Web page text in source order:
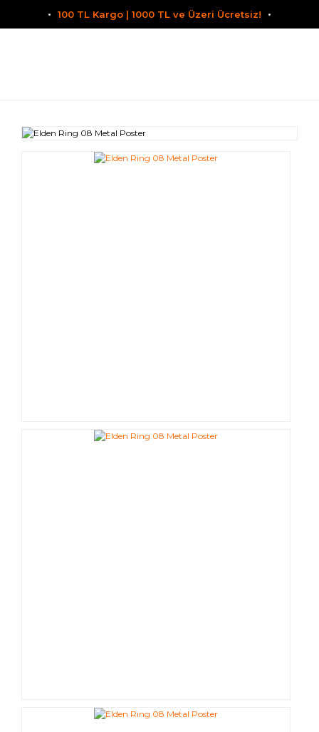
100 TL Kargo | 1000 TL ve Üzeri Ücretsiz!